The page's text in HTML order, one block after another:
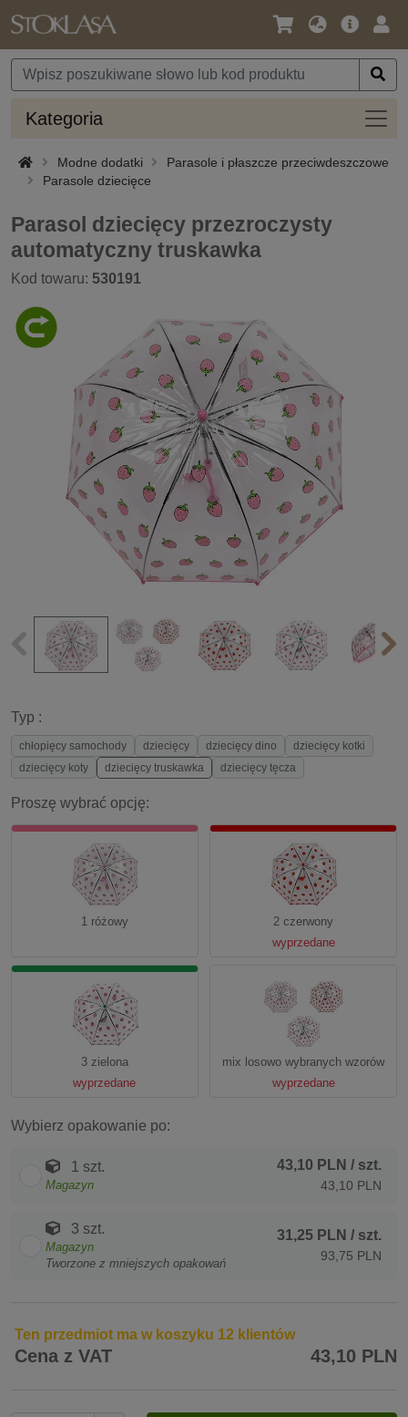
Język
Waluta
Oferta
Kategoria
Modne dodatki
Parasole i płaszcze przeciwdeszczowe
Parasole dziecięce
Parasol dziecięcy przezroczysty
automatyczny truskawka
Kod towaru: 530191
Typ :
chłopięcy samochody dziecięcy dziecięcy dino
dziecięcy kotki
dziecięcy koty
dziecięcy truskawka dziecięcy tęcza
Proszę wybrać opcję:
1 różowy
2 czerwony
wyprzedane
3 zielona
wyprzedane
mix losowo wybranych wzorów
wyprzedane
Wybierz opakowanie po:
1 szt.
Magazyn
43,10 PLN / szt.
43,10 PLN
3 szt.
Magazyn
Tworzone z mniejszych opakowań
31,25 PLN / szt.
93,75 PLN
Ten przedmiot ma w koszyku 12 klientów
Cena z VAT 43,10 PLN